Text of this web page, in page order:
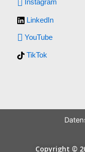
Instagram
LinkedIn
YouTube
TikTok
Copyright ©